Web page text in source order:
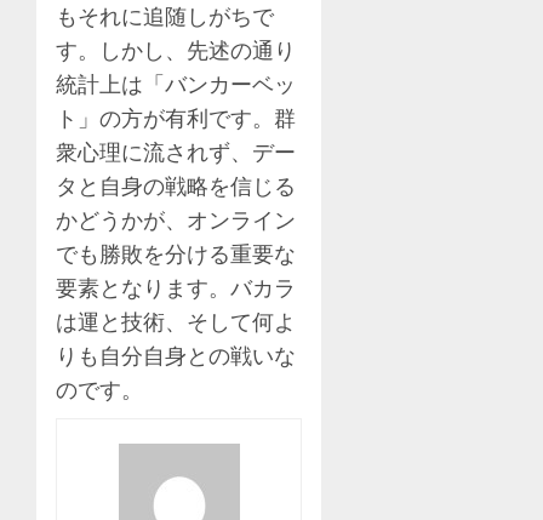
もそれに追随しがちで
す。しかし、先述の通り
統計上は「バンカーベッ
ト」の方が有利です。群
衆心理に流されず、デー
タと自身の戦略を信じる
かどうかが、オンライン
でも勝敗を分ける重要な
要素となります。バカラ
は運と技術、そして何よ
りも自分自身との戦いな
のです。